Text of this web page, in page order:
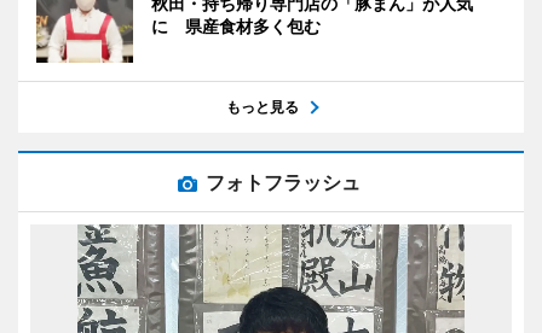
に 県産食材多く包む
もっと見る
フォトフラッシュ